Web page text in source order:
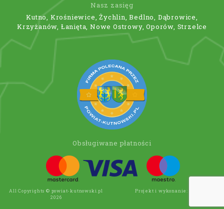
Nasz zasięg
Kutno, Krośniewice, Żychlin, Bedlno, Dąbrowice,
Krzyżanów, Łanięta, Nowe Ostrowy, Oporów, Strzelce
Obsługiwane płatności
All Copyrights © powiat-kutnowski.pl
2026
Projekt i wykonanie: